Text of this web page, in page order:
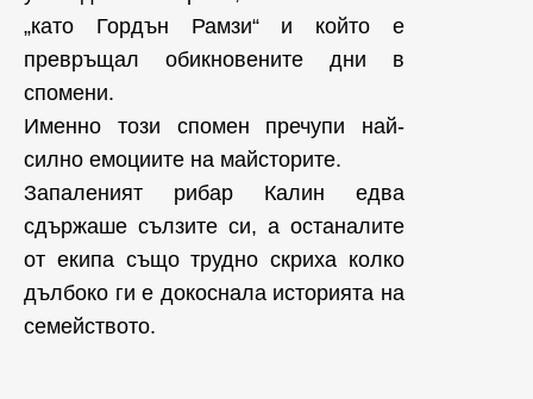
„като Гордън Рамзи“ и който е
превръщал обикновените дни в
спомени.
Именно този спомен пречупи най-
силно емоциите на майсторите.
Запаленият рибар Калин едва
сдържаше сълзите си, а останалите
от екипа също трудно скриха колко
дълбоко ги е докоснала историята на
семейството.